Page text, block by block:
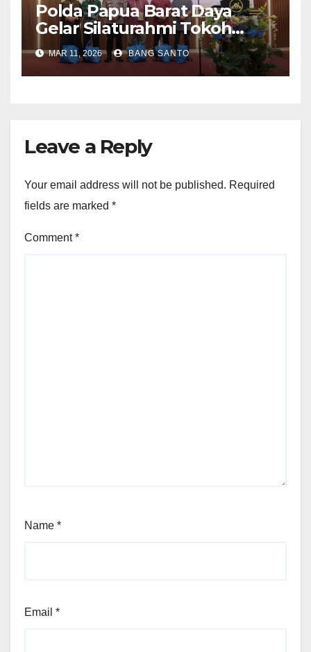
Polda Papua Barat Daya
Gelar Silaturahmi Tokoh
Agama dan Buka Puasa
Bersama di ACC Sorong
MAR 11, 2026 BANG SANTO
Leave a Reply
Your email address will not be published. Required
fields are marked *
Comment*
Name *
Email *